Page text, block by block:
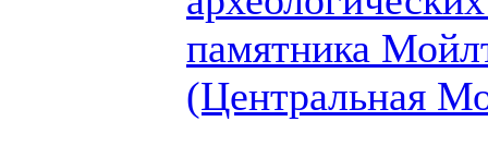
памятника
(Центральная